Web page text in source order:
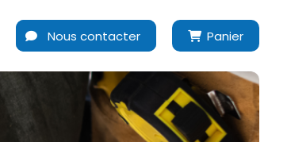
Nous contacter Panier